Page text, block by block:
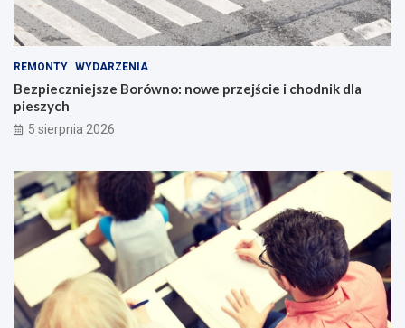
REMONTY WYDARZENIA
Bezpieczniejsze Borówno: nowe przejście i chodnik dla
pieszych
5 sierpnia 2026